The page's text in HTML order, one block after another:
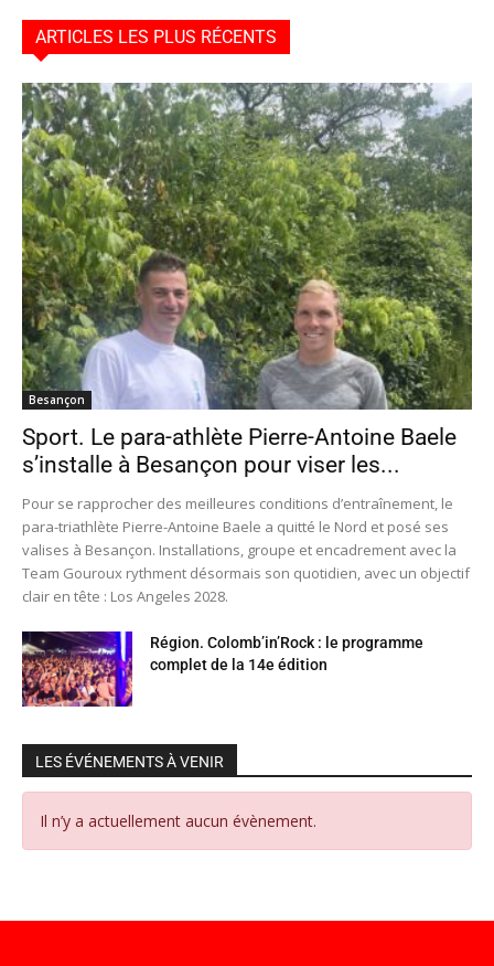
ARTICLES LES PLUS RÉCENTS
Besançon
Sport. Le para-athlète Pierre-Antoine Baele
s’installe à Besançon pour viser les...
Pour se rapprocher des meilleures conditions d’entraînement, le
para-triathlète Pierre-Antoine Baele a quitté le Nord et posé ses
valises à Besançon. Installations, groupe et encadrement avec la
Team Gouroux rythment désormais son quotidien, avec un objectif
clair en tête : Los Angeles 2028.
Région. Colomb’in’Rock : le programme
complet de la 14e édition
LES ÉVÉNEMENTS À VENIR
Il n’y a actuellement aucun évènement.